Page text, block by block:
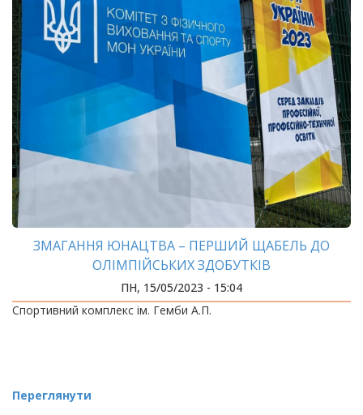
ЗМАГАННЯ ЮНАЦТВА – ПЕРШИЙ ЩАБЕЛЬ ДО
ОЛІМПІЙСЬКИХ ЗДОБУТКІВ
ПН, 15/05/2023 - 15:04
Спортивний комплекс ім. Гемби А.П.
Переглянути